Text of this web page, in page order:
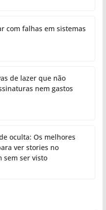
com falhas em sistemas
de lazer que não
nem gastos
oculta: Os melhores
ver stories no
sem ser visto